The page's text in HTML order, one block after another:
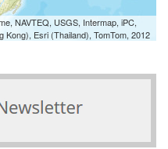
NAVTEQ, USGS, Intermap, iPC,
Esri (Thailand), TomTom, 2012